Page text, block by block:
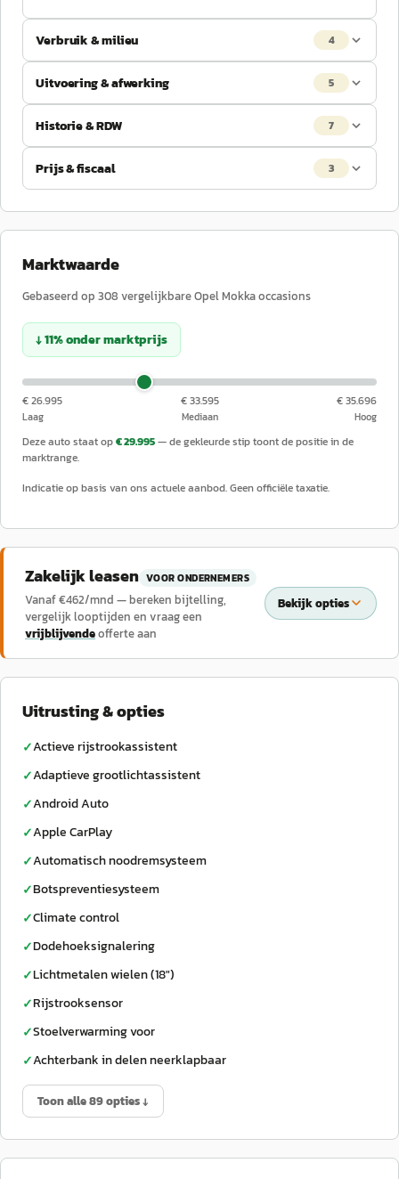
Verbruik & milieu 4
Uitvoering & afwerking 5
Historie & RDW 7
Prijs & fiscaal 3
Marktwaarde
Gebaseerd op 308 vergelijkbareOpelMokkaoccasions
↓11%ondermarktprijs
€ 26.995
Laag
€ 33.595
Mediaan
€ 35.696
Hoog
Deze auto staat op€ 29.995— de gekleurde stip toont de positie in de
marktrange.
Indicatie op basis van ons actuele aanbod. Geen officiële taxatie.
Zakelijk leasen VOOR ONDERNEMERS
Vanaf €462/mnd — bereken bijtelling,
vergelijk looptijden en vraag een
vrijblijvendeofferte aan
Bekijk opties
Uitrusting & opties
✓Actieve rijstrookassistent
✓Adaptieve grootlichtassistent
✓Android Auto
✓Apple CarPlay
✓Automatisch noodremsysteem
✓Botspreventiesysteem
✓Climate control
✓Dodehoeksignalering
✓Lichtmetalen wielen (18")
✓Rijstrooksensor
✓Stoelverwarming voor
✓Achterbank in delen neerklapbaar
Toon alle 89 opties ↓